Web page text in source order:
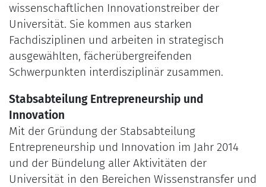
wissenschaftlichen Innovationstreiber der
Universität. Sie kommen aus starken
Fachdisziplinen und arbeiten in strategisch
ausgewählten, fächerübergreifenden
Schwerpunkten interdisziplinär zusammen.
Stabsabteilung Entrepreneurship und
Innovation
Mit der Gründung der Stabsabteilung
Entrepreneurship und Innovation im Jahr 2014
und der Bündelung aller Aktivitäten der
Universität in den Bereichen Wissenstransfer und